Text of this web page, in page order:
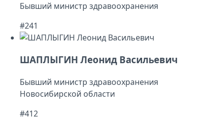
Бывший министр здравоохранения
#241
ШАПЛЫГИН Леонид Васильевич
Бывший министр здравоохранения
Новосибирской области
#412